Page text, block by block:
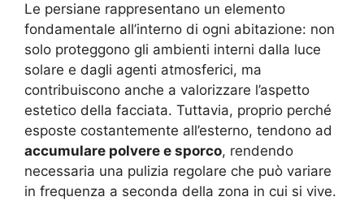
Le persiane rappresentano un elemento
fondamentale all’interno di ogni abitazione: non
solo proteggono gli ambienti interni dalla luce
solare e dagli agenti atmosferici, ma
contribuiscono anche a valorizzare l’aspetto
estetico della facciata. Tuttavia, proprio perché
esposte costantemente all’esterno, tendono ad
accumulare polvere e sporco, rendendo
necessaria una pulizia regolare che può variare
in frequenza a seconda della zona in cui si vive.